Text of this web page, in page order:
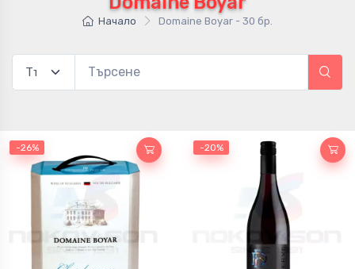
Начало Domaine Boyar - 30 бр.
-26% -20%